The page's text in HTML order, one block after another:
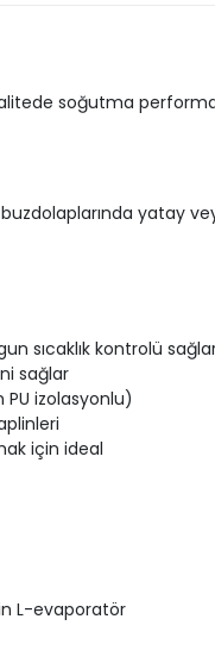
soğutma
yatay
sıcaklık kontrolü
sağlar
izolasyonlu)
için ideal
L-evaporatör